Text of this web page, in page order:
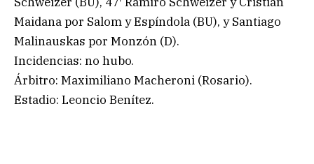
Maidana por Salom y Espíndola (BU), y Santiago
Malinauskas por Monzón (D).
Incidencias: no hubo.
Árbitro: Maximiliano Macheroni (Rosario).
Estadio: Leoncio Benítez.